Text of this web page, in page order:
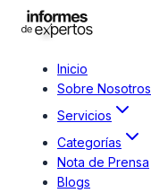
Inicio
Sobre Nosotros
Servicios
Categorías
Nota de Prensa
Blogs